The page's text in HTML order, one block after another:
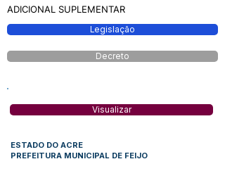
ADICIONAL SUPLEMENTAR
Legislação
Decreto
Visualizar
ESTADO DO ACRE
PREFEITURA MUNICIPAL DE FEIJO